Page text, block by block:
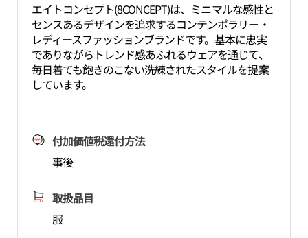
エイトコンセプト(8CONCEPT)は、ミニマルな感性と
センスあるデザインを追求するコンテンポラリー・
レディースファッションブランドです。基本に忠実
でありながらトレンド感あふれるウェアを通じて、
毎日着ても飽きのこない洗練されたスタイルを提案
しています。
付加価値税還付方法
事後
取扱品目
服